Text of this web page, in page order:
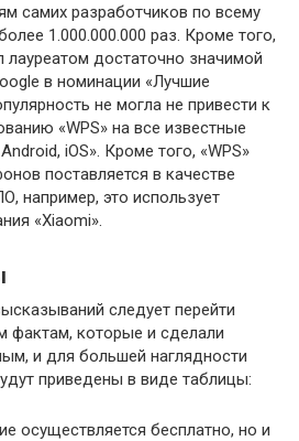
самих разработчиков по всему
1.000.000.000 раз. Кроме того,
лауреатом достаточно значимой
в номинации «Лучшие
не могла не привести к
«WPS» на все известные
iOS». Кроме того, «WPS»
поставляется в качестве
например, это использует
«Xiaomi».
следует перейти
фактам, которые и сделали
и для большей наглядности
приведены в виде таблицы:
осуществляется бесплатно, но и